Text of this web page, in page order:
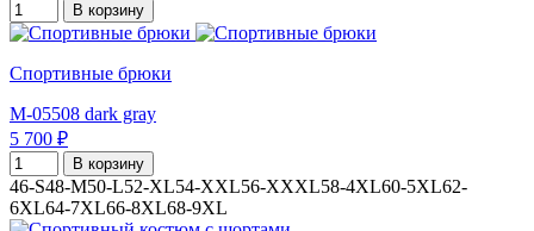
В корзину
Спортивные брюки
M-05508 dark gray
5 700 ₽
В корзину
46-S48-M50-L52-XL54-XXL56-XXXL58-4XL60-5XL62-
6XL64-7XL66-8XL68-9XL